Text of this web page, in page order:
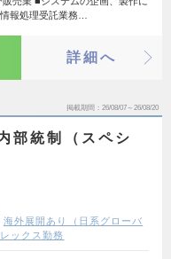
報処理受託業務…
詳細へ
掲載期間 26/08/07～26/08/20
部統制（スペシ
海外展開あり（日系グローバ
ックス勤務